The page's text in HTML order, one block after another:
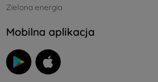
Zielona energia
Mobilna aplikacja